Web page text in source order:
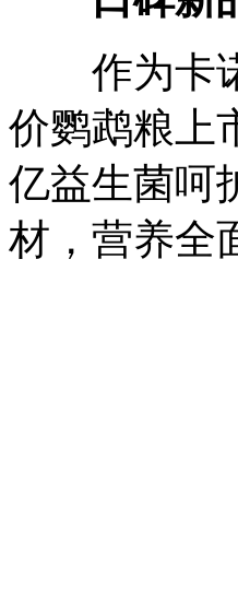
作为卡诺
价鹦鹉粮上
亿益生菌呵
材，营养全